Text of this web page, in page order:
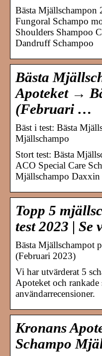
Bästa Mjällschampon
Fungoral Schampo
Shoulders Shampoo
Dandruff Schampoo
Bästa
Apoteket →
(Februari …
Bäst i test: Bästa
Mjällschampo
Stort test: Bästa
ACO Special Care
Mjällschampo
Topp 5
test 2023 | Se
Bästa Mjällschampot
(Februari 2023)
Vi har utvärderat 5
Apoteket och rankade
användarrecensioner.
Kronans
Schampo